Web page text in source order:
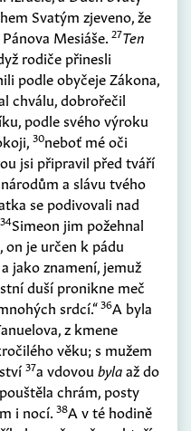
Svatým zjeveno, že
Mesiáše. 27Ten
rodiče přinesli
podle obyčeje Zákona,
chválu, dobrořečil
podle svého výroku
30neboť mé oči
jsi připravil před tváří
a slávu tvého
se podivovali nad
34Simeon jim požehnal
on je určen k pádu
jako znamení, jemuž
duší pronikne meč
srdcí.“36A byla
z kmene
věku; s mužem
37a vdovou bylaaž do
chrám, posty
i nocí. 38A v té hodině